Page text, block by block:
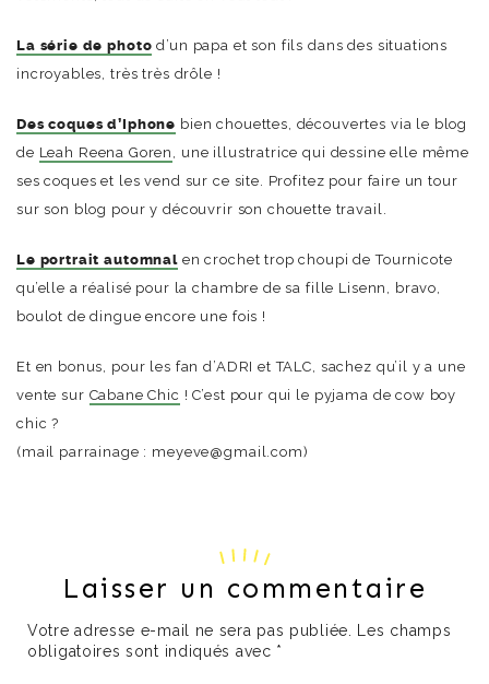
La série de photo d’un papa et son fils dans des situations
incroyables, très très drôle !
Des coques d’Iphone bien chouettes, découvertes via le blog
de Leah Reena Goren
, une illustratrice qui dessine elle même
ses coques et les vend sur ce site. Profitez pour faire un tour
sur son blog pour y découvrir son chouette travail.
Le portrait automnal en crochet trop choupi de Tournicote
qu’elle a réalisé pour la chambre de sa fille Lisenn, bravo,
boulot de dingue encore une fois !
Et en bonus, pour les fan d’ADRI et TALC, sachez qu’il y a une
vente sur Cabane Chic ! C’est pour qui le pyjama de cow boy
chic ?
(mail parrainage : meyeve@gmail.com)
Laisser un commentaire
Votre adresse e-mail ne sera pas publiée.
Les champs
obligatoires sont indiqués avec *